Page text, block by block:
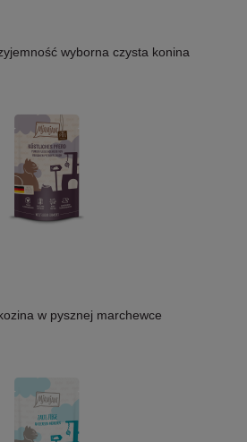
wyborna czysta konina
w pysznej marchewce